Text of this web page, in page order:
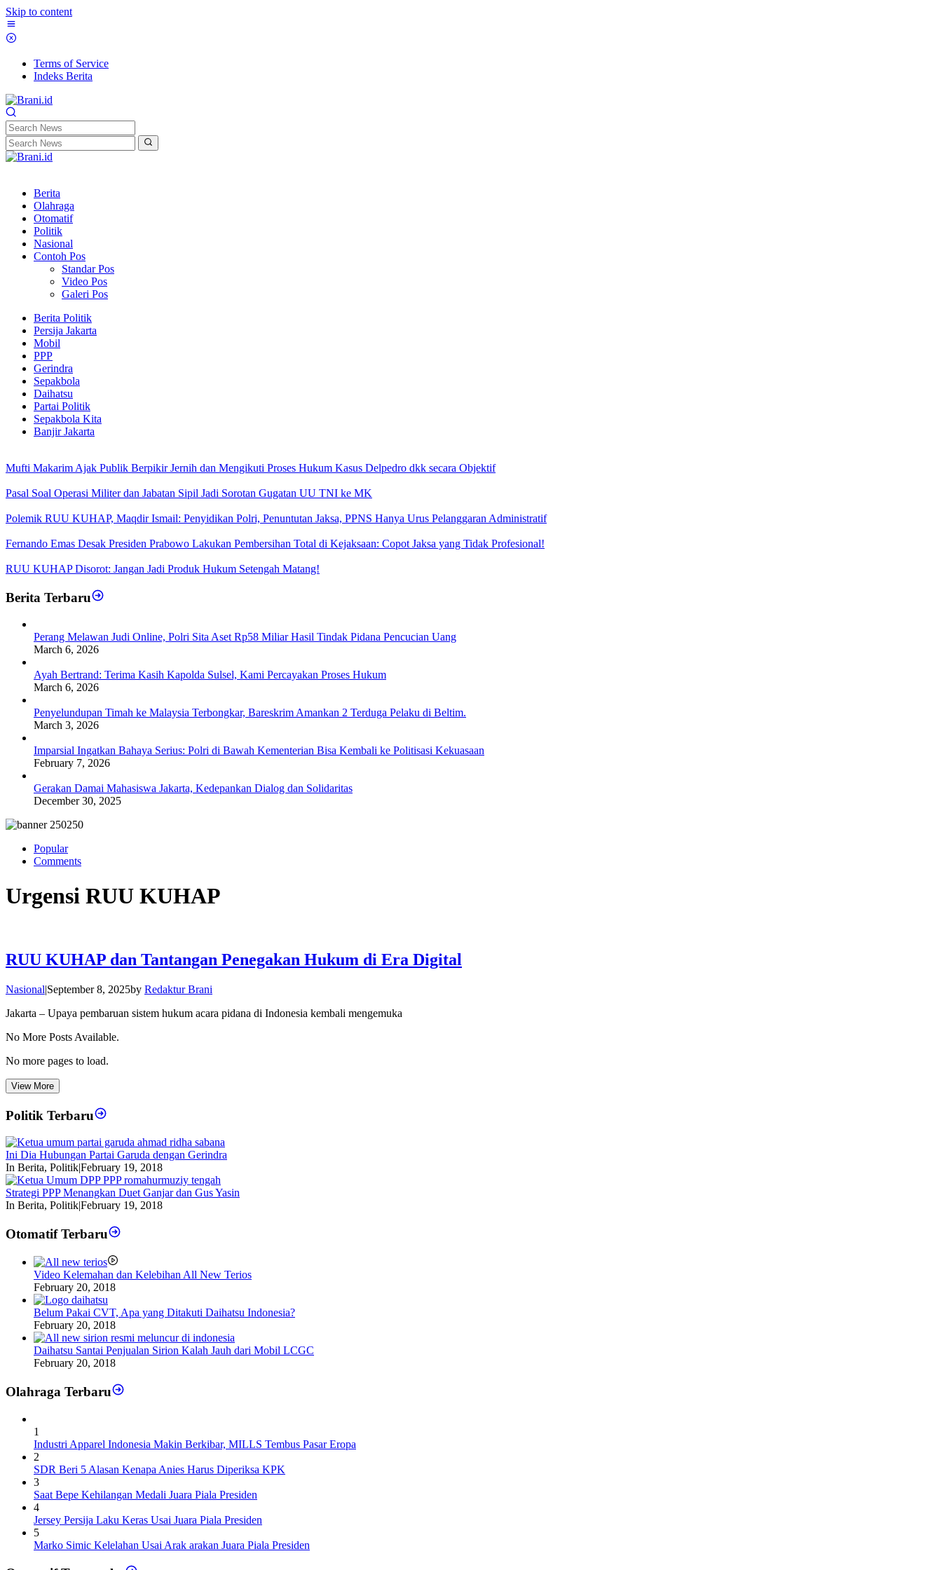
Skip to content
Terms of Service
Indeks Berita
Berita
Olahraga
Otomatif
Politik
Nasional
Contoh Pos
Standar Pos
Video Pos
Galeri Pos
Berita Politik
Persija Jakarta
Mobil
PPP
Gerindra
Sepakbola
Daihatsu
Partai Politik
Sepakbola Kita
Banjir Jakarta
Mufti Makarim Ajak Publik Berpikir Jernih dan Mengikuti Proses Hukum Kasus Delpedro dkk secara Objektif
Pasal Soal Operasi Militer dan Jabatan Sipil Jadi Sorotan Gugatan UU TNI ke MK
Polemik RUU KUHAP, Maqdir Ismail: Penyidikan Polri, Penuntutan Jaksa, PPNS Hanya Urus Pelanggaran Administratif
Fernando Emas Desak Presiden Prabowo Lakukan Pembersihan Total di Kejaksaan: Copot Jaksa yang Tidak Profesional!
RUU KUHAP Disorot: Jangan Jadi Produk Hukum Setengah Matang!
Berita Terbaru
Perang Melawan Judi Online, Polri Sita Aset Rp58 Miliar Hasil Tindak Pidana Pencucian Uang
March 6, 2026
Ayah Bertrand: Terima Kasih Kapolda Sulsel, Kami Percayakan Proses Hukum
March 6, 2026
Penyelundupan Timah ke Malaysia Terbongkar, Bareskrim Amankan 2 Terduga Pelaku di Beltim.
March 3, 2026
Imparsial Ingatkan Bahaya Serius: Polri di Bawah Kementerian Bisa Kembali ke Politisasi Kekuasaan
February 7, 2026
Gerakan Damai Mahasiswa Jakarta, Kedepankan Dialog dan Solidaritas
December 30, 2025
Popular
Comments
Urgensi RUU KUHAP
RUU KUHAP dan Tantangan Penegakan Hukum di Era Digital
Nasional|September 8, 2025by Redaktur Brani
Jakarta – Upaya pembaruan sistem hukum acara pidana di Indonesia kembali mengemuka
No More Posts Available.
No more pages to load.
View More
Politik Terbaru
Ini Dia Hubungan Partai Garuda dengan Gerindra
In Berita, Politik|February 19, 2018
Strategi PPP Menangkan Duet Ganjar dan Gus Yasin
In Berita, Politik|February 19, 2018
Otomatif Terbaru
Video Kelemahan dan Kelebihan All New Terios
February 20, 2018
Belum Pakai CVT, Apa yang Ditakuti Daihatsu Indonesia?
February 20, 2018
Daihatsu Santai Penjualan Sirion Kalah Jauh dari Mobil LCGC
February 20, 2018
Olahraga Terbaru
1
Industri Apparel Indonesia Makin Berkibar, MILLS Tembus Pasar Eropa
2
SDR Beri 5 Alasan Kenapa Anies Harus Diperiksa KPK
3
Saat Bepe Kehilangan Medali Juara Piala Presiden
4
Jersey Persija Laku Keras Usai Juara Piala Presiden
5
Marko Simic Kelelahan Usai Arak arakan Juara Piala Presiden